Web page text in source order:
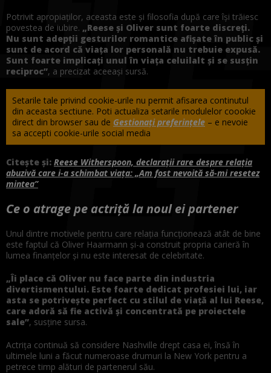
Potrivit apropiaților, aceasta este și filosofia după care își trăiesc
povestea de iubire. „Reese și Oliver sunt foarte discreți.
Nu sunt adepții gesturilor romantice afișate în public și
sunt de acord că viața lor personală nu trebuie expusă.
Sunt foarte implicați unul în viața celuilalt și se susțin
reciproc”, a precizat aceeași sursă.
Setarile tale privind cookie-urile nu permit afisarea continutul
din aceasta sectiune. Poti actualiza setarile modulelor coookie
direct din browser sau de Gestionați preferințele – e nevoie
sa accepti cookie-urile social media
Citește și: Reese Witherspoon, declarații rare despre relația
abuzivă care i-a schimbat viața: „Am fost nevoită să-mi resetez
mintea”
Ce o atrage pe actriță la noul ei partener
Unul dintre motivele pentru care relația funcționează atât de bine
este faptul că Oliver Haarmann și-a construit propria carieră în
lumea finanțelor și nu este interesat de celebritate.
„Îi place că Oliver nu face parte din industria
divertismentului. Este foarte dedicat profesiei lui, iar
asta se potrivește perfect cu stilul de viață al lui Reese,
care adoră să fie activă și concentrată pe proiectele
sale”, susține sursa.
Actrița continuă să considere Nashville drept casa ei, însă în
ultimele luni a făcut numeroase drumuri la New York pentru a
petrece timp alături de partenerul său.